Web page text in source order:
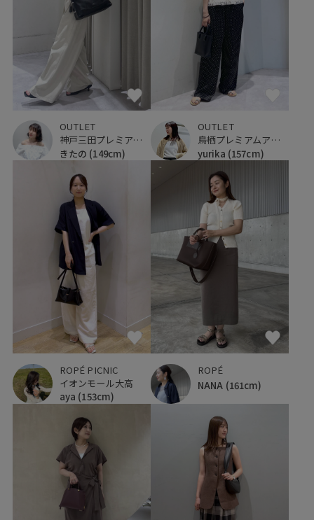
OUTLET
神戸三田プレミアム・アウトレット
きたの (149cm)
OUTLET
鳥栖プレミアムアウトレット
yurika (157cm)
ROPÉ PICNIC
イオンモール大高
aya (153cm)
ROPÉ
NANA (161cm)